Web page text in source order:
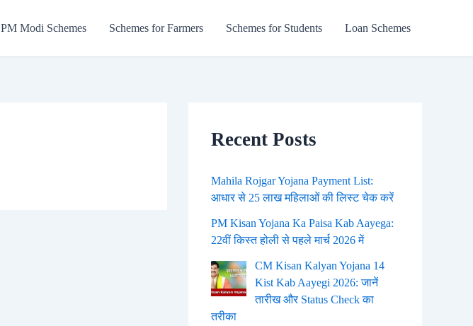
PM Modi Schemes Schemes for Farmers Schemes for Students Loan Schemes
Recent Posts
Mahila Rojgar Yojana Payment List:
आधार से 25 लाख महिलाओं की लिस्ट चेक करें
PM Kisan Yojana Ka Paisa Kab Aayega:
22वीं किस्त होली से पहले मार्च 2026 में
CM Kisan Kalyan Yojana 14
Kist Kab Aayegi 2026: जानें
तारीख और Status Check का
तरीका